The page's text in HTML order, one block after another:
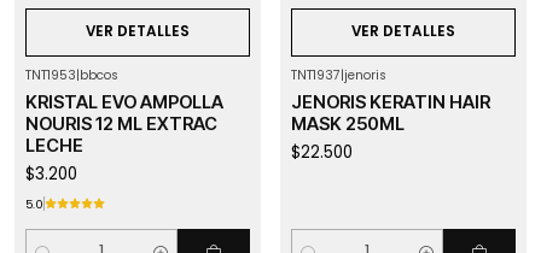
VER DETALLES VER DETALLES
TNT1953|bbcos
KRISTAL EVO AMPOLLA
NOURIS 12 ML EXTRAC
LECHE
$3.200
5.0
TNT1937|jenoris
JENORIS KERATIN HAIR
MASK 250ML
$22.500